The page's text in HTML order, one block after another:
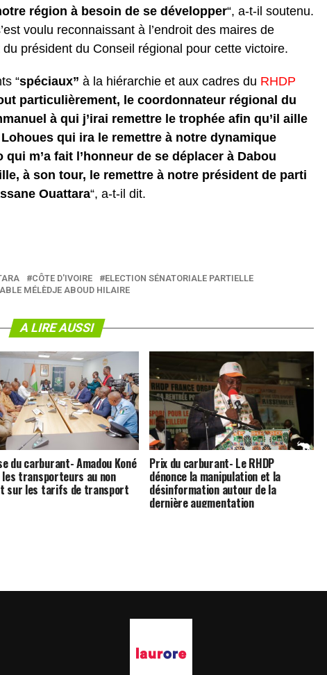
région à besoin de se développer“, a-t-il soutenu.
voulu reconnaissant à l’endroit des maires de
président du Conseil régional pour cette victoire.
“spéciaux” à la hiérarchie et aux cadres du RHDP
particulièrement, le coordonnateur régional du
à qui j’irai remettre le trophée afin qu’il aille
qui ira le remettre à notre dynamique
m’a fait l’honneur de se déplacer à Dabou
à son tour, le remettre à notre président de parti
Ouattara“, a-t-il dit.
CÔTE D'IVOIRE
ELECTION SÉNATORIALE PARTIELLE
MÉLÈDJE ABOUD HILAIRE
A LIRE AUSSI
du carburant- Amadou Koné
transporteurs au non
sur les tarifs de transport
Prix du carburant- Le RHDP
dénonce la manipulation et la
désinformation autour de la
dernière augmentation